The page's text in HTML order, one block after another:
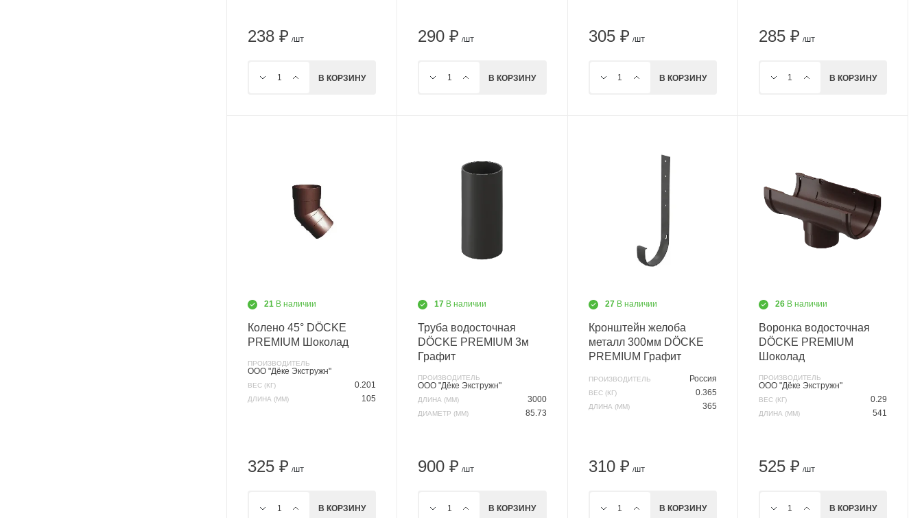
238 ₽ /ШТ
В КОРЗИНУ
290 ₽ /ШТ
В КОРЗИНУ
305 ₽ /ШТ
В КОРЗИНУ
285 ₽ /ШТ
В КОРЗИНУ
21 В наличии
Колено 45° DÖCKE
PREMIUM Шоколад
ПРОИЗВОДИТЕЛЬ
ООО "Дёке Экстружн"
ВЕС (КГ) 0.201
ДЛИНА (ММ) 105
325 ₽ /ШТ
В КОРЗИНУ
17 В наличии
Труба водосточная
DÖCKE PREMIUM 3м
Графит
ПРОИЗВОДИТЕЛЬ
ООО "Дёке Экстружн"
ДЛИНА (ММ) 3000
ДИАМЕТР (ММ) 85.73
900 ₽ /ШТ
В КОРЗИНУ
27 В наличии
Кронштейн желоба
металл 300мм DÖCKE
PREMIUM Графит
ПРОИЗВОДИТЕЛЬ Россия
ВЕС (КГ) 0.365
ДЛИНА (ММ) 365
310 ₽ /ШТ
В КОРЗИНУ
26 В наличии
Воронка водосточная
DÖCKE PREMIUM
Шоколад
ПРОИЗВОДИТЕЛЬ
ООО "Дёке Экстружн"
ВЕС (КГ) 0.29
ДЛИНА (ММ) 541
525 ₽ /ШТ
В КОРЗИНУ